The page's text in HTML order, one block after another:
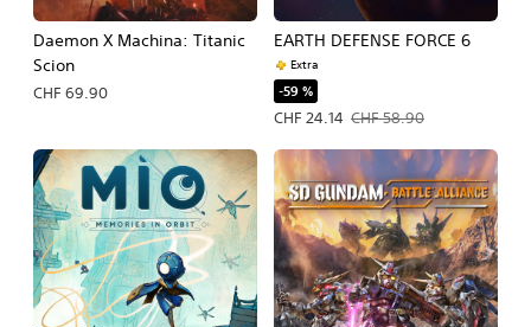
Daemon X Machina: Titanic
Scion
CHF 69.90
EARTH DEFENSE FORCE 6
Extra
-59 %
CHF 24.14
Prix de l'offre : CHF 24.14 Prix initial
CHF 58.90